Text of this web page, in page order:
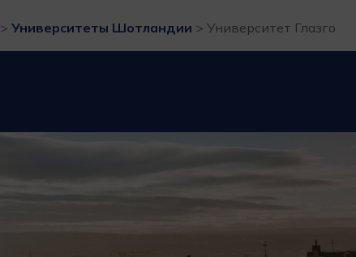
>Университеты Шотландии >Университет Глазго